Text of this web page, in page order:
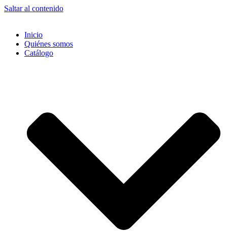
Saltar al contenido
Inicio
Quiénes somos
Catálogo